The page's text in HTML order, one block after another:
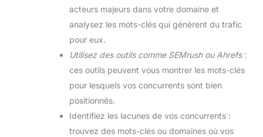
acteurs majeurs dans votre domaine et
analysez les mots-clés qui génèrent du trafic
pour eux.
Utilisez des outils comme SEMrush ou Ahrefs:
ces outils peuvent vous montrer les mots-clés
pour lesquels vos concurrents sont bien
positionnés.
Identifiez les lacunes de vos concurrents :
trouvez des mots-clés ou domaines où vos